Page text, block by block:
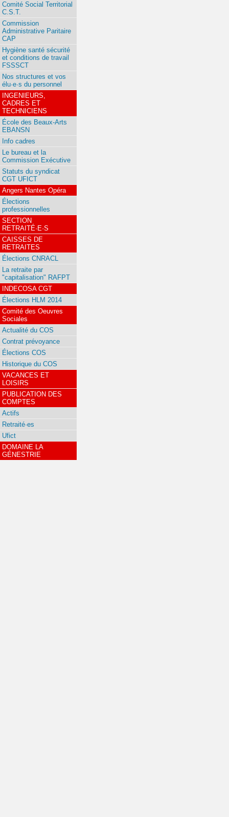
Comité Social Territorial
C.S.T.
Commission
Administrative Paritaire
CAP
Hygiène santé sécurité
et conditions de travail
FSSSCT
Nos structures et vos
élu·e·s du personnel
INGENIEURS,
CADRES ET
TECHNICIENS
École des Beaux-Arts
EBANSN
Info cadres
Le bureau et la
Commission Exécutive
Statuts du syndicat
CGT UFICT
Angers Nantes Opéra
Élections
professionnelles
SECTION
RETRAITÉ·E·S
CAISSES DE
RETRAITES
Élections CNRACL
La retraite par
"capitalisation" RAFPT
INDECOSA CGT
Élections HLM 2014
Comité des Oeuvres
Sociales
Actualité du COS
Contrat prévoyance
Élections COS
Historique du COS
VACANCES ET
LOISIRS
PUBLICATION DES
COMPTES
Actifs
Retraité·es
Ufict
DOMAINE LA
GÉNESTRIE